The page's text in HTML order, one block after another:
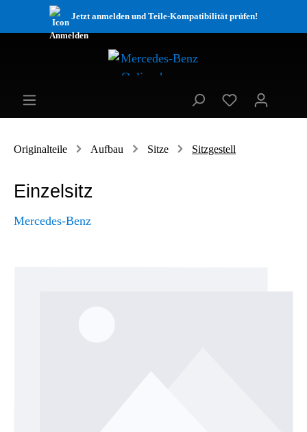
Jetzt anmelden und Teile-Kompatibilität prüfen!
Originalteile Aufbau Sitze Sitzgestell
Einzelsitz
Mercedes-Benz